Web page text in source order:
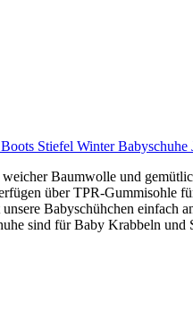
Stiefel Winter Babyschuhe
Baumwolle und
über TPR-Gummisohle
Babyschühchen einfach
sind für Baby Krabbeln und